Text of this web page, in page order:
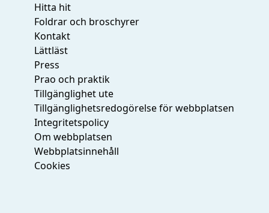
Hitta hit
Foldrar och broschyrer
Kontakt
Lättläst
Press
Prao och praktik
Tillgänglighet ute
Tillgänglighetsredogörelse för webbplatsen
Integritetspolicy
Om webbplatsen
Webbplatsinnehåll
Cookies